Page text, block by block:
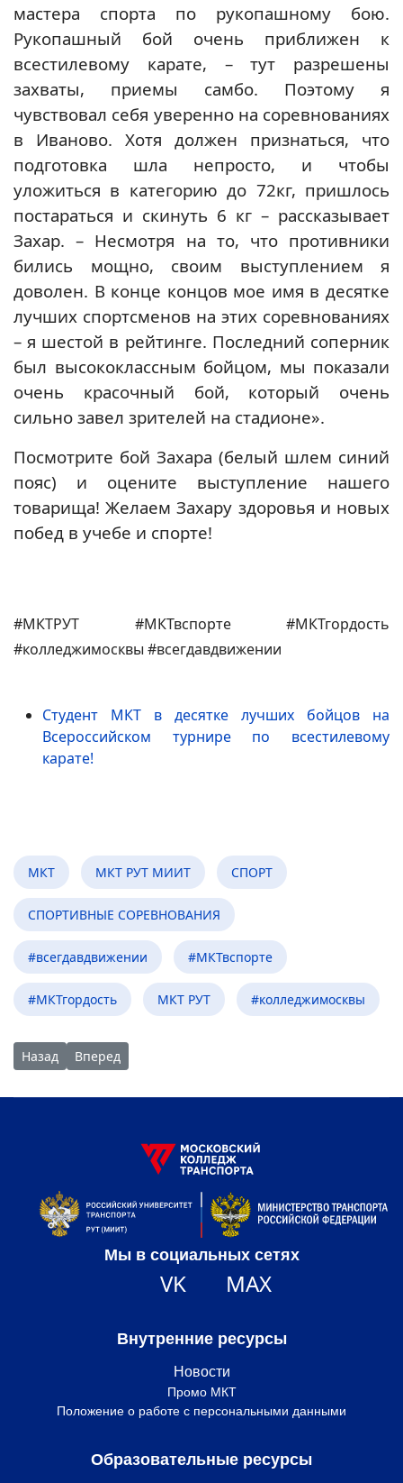
мастера спорта по рукопашному бою.
Рукопашный бой очень приближен к
всестилевому карате, – тут разрешены
захваты, приемы самбо. Поэтому я
чувствовал себя уверенно на соревнованиях
в Иваново. Хотя должен признаться, что
подготовка шла непросто, и чтобы
уложиться в категорию до 72кг, пришлось
постараться и скинуть 6 кг – рассказывает
Захар. – Несмотря на то, что противники
бились мощно, своим выступлением я
доволен. В конце концов мое имя в десятке
лучших спортсменов на этих соревнованиях
– я шестой в рейтинге. Последний соперник
был высококлассным бойцом, мы показали
очень красочный бой, который очень
сильно завел зрителей на стадионе».
Посмотрите бой Захара (белый шлем синий
пояс) и оцените выступление нашего
товарища! Желаем Захару здоровья и новых
побед в учебе и спорте!
#МКТРУТ #МКТвспорте #МКТгордость
#колледжимосквы #всегдавдвижении
Студент МКТ в десятке лучших бойцов на
Всероссийском турнире по всестилевому
карате!
МКТ МКТ РУТ МИИТ СПОРТ
СПОРТИВНЫЕ СОРЕВНОВАНИЯ
#всегдавдвижении #МКТвспорте
#МКТгордость МКТ РУТ #колледжимосквы
Предыдущий: День открытых дверей 22 апреля 2023 года
Назад Следующий: День открытых дверей в МКТ: нас
Вперед
Мы в социальных сетях
VK MAX
Внутренние ресурсы
Новости
Промо МКТ
Положение о работе с персональными данными
Образовательные ресурсы